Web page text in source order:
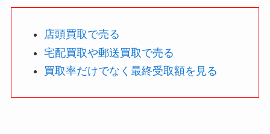
店頭買取で売る
宅配買取や郵送買取で売る
買取率だけでなく最終受取額を見る